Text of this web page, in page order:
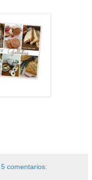
5 comentarios: